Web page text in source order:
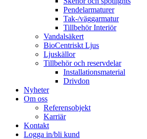
Pendelarmaturer
Tak-/väggarmatur
Tillbehör Interiör
Vandalsäkert
BioCentriskt Ljus
Ljuskällor
Tillbehör och reservdelar
Installationsmaterial
Drivdon
Nyheter
Om oss
Referensobjekt
Karriär
Kontakt
Logga in/bli kund